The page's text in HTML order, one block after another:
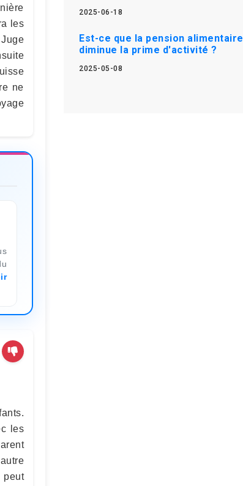
les
ne
les
peut
2025-06-18
Est-ce que la pension alimentaire
diminue la prime d'activité ?
2025-05-08